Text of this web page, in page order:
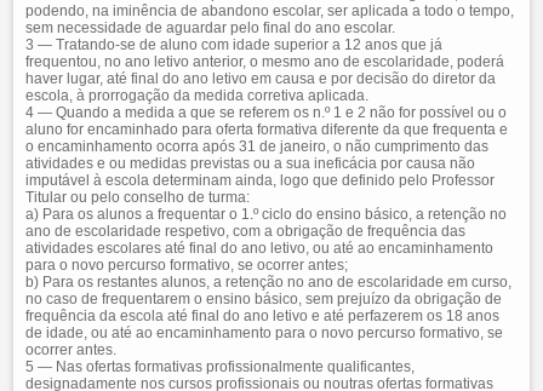
podendo, na iminência de abandono escolar, ser aplicada a todo o tempo,
sem necessidade de aguardar pelo final do ano escolar.
3 — Tratando-se de aluno com idade superior a 12 anos que já
frequentou, no ano letivo anterior, o mesmo ano de escolaridade, poderá
haver lugar, até final do ano letivo em causa e por decisão do diretor da
escola, à prorrogação da medida corretiva aplicada.
4 — Quando a medida a que se referem os n.º 1 e 2 não for possível ou o
aluno for encaminhado para oferta formativa diferente da que frequenta e
o encaminhamento ocorra após 31 de janeiro, o não cumprimento das
atividades e ou medidas previstas ou a sua ineficácia por causa não
imputável à escola determinam ainda, logo que definido pelo Professor
Titular ou pelo conselho de turma:
a) Para os alunos a frequentar o 1.º ciclo do ensino básico, a retenção no
ano de escolaridade respetivo, com a obrigação de frequência das
atividades escolares até final do ano letivo, ou até ao encaminhamento
para o novo percurso formativo, se ocorrer antes;
b) Para os restantes alunos, a retenção no ano de escolaridade em curso,
no caso de frequentarem o ensino básico, sem prejuízo da obrigação de
frequência da escola até final do ano letivo e até perfazerem os 18 anos
de idade, ou até ao encaminhamento para o novo percurso formativo, se
ocorrer antes.
5 — Nas ofertas formativas profissionalmente qualificantes,
designadamente nos cursos profissionais ou noutras ofertas formativas